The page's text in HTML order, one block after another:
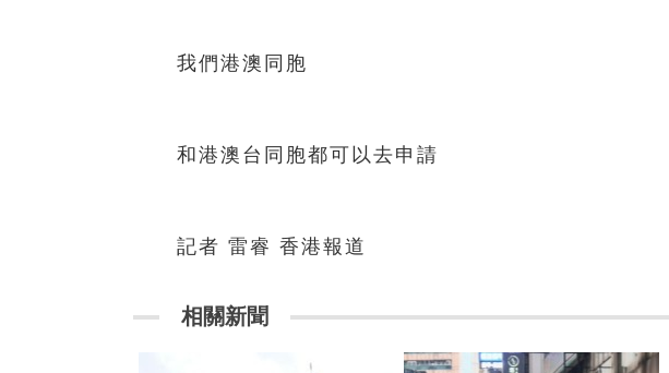
我們港澳同胞
和港澳台同胞都可以去申請
記者 雷睿 香港報道
相關新聞